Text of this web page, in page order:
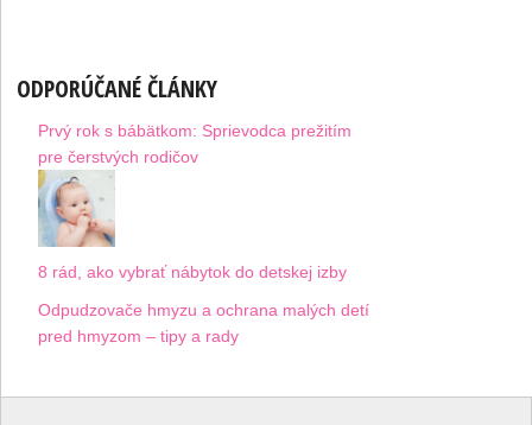
ODPORÚČANÉ ČLÁNKY
Prvý rok s bábätkom: Sprievodca prežitím
pre čerstvých rodičov
8 rád, ako vybrať nábytok do detskej izby
Odpudzovače hmyzu a ochrana malých detí
pred hmyzom – tipy a rady